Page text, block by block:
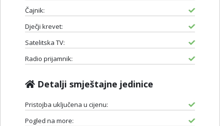
Čajnik:
Dječji krevet:
Satelitska TV:
Radio prijamnik:
Detalji smještajne jedinice
Pristojba uključena u cijenu:
Pogled na more: